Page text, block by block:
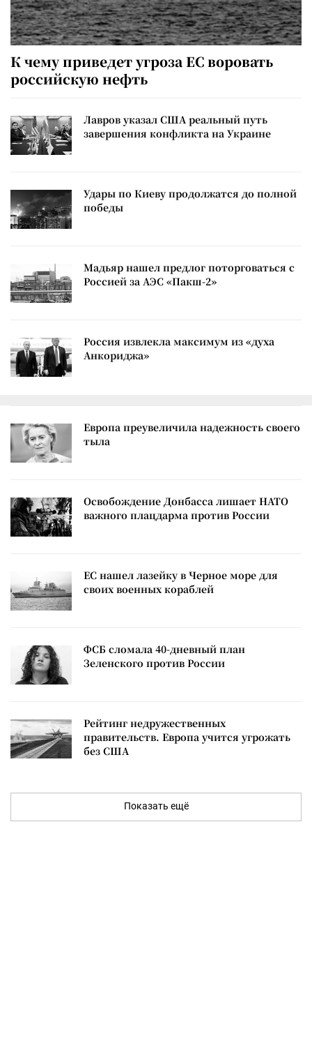
К чему приведет угроза ЕС воровать
российскую нефть
Лавров указал США реальный путь
завершения конфликта на Украине
Удары по Киеву продолжатся до полной
победы
Мадьяр нашел предлог поторговаться с
Россией за АЭС «Пакш-2»
Россия извлекла максимум из «духа
Анкориджа»
Европа преувеличила надежность своего
тыла
Освобождение Донбасса лишает НАТО
важного плацдарма против России
ЕС нашел лазейку в Черное море для
своих военных кораблей
ФСБ сломала 40-дневный план
Зеленского против России
Рейтинг недружественных
правительств. Европа учится угрожать
без США
Показать ещё